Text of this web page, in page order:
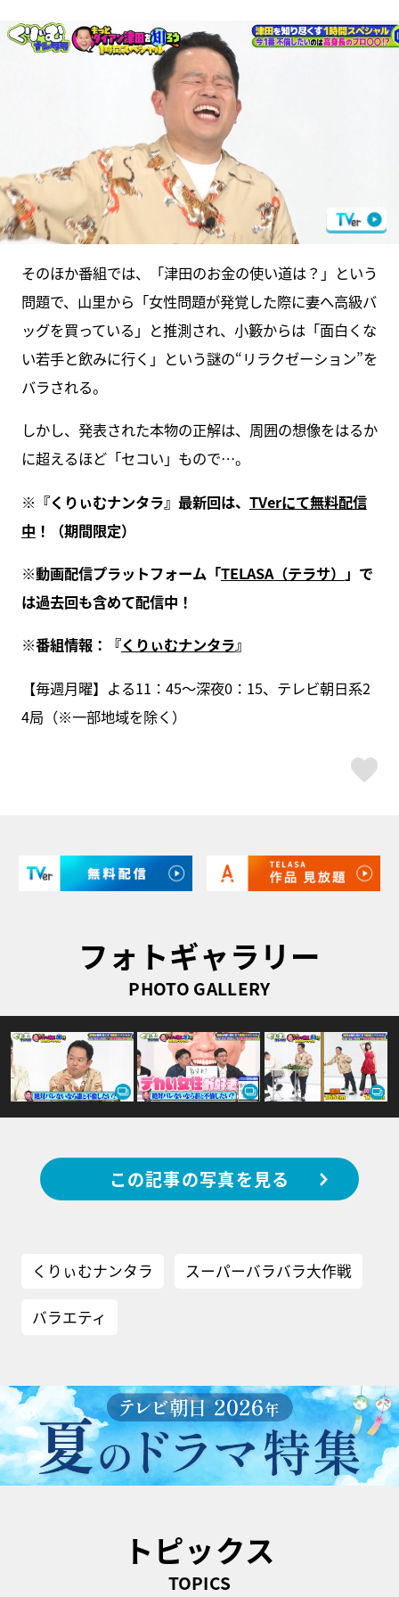
そのほか番組では、「津田のお金の使い道は？」という
問題で、山里から「女性問題が発覚した際に妻へ高級バ
ッグを買っている」と推測され、小籔からは「面白くな
い若手と飲みに行く」という謎の“リラクゼーション”を
バラされる。
しかし、発表された本物の正解は、周囲の想像をはるか
に超えるほど「セコい」もので…。
※ 『くりぃむナンタラ』最新回は、 TVerにて無料配信
中 ！（期間限定）
※動画配信プラットフォーム「TELASA（テラサ） 」で
は過去回も含めて配信中！
※番組情報：『くりぃむナンタラ』
【毎週月曜】よる11：45～深夜0：15、テレビ朝日系2
4局（※一部地域を除く）
フォトギャラリー
PHOTO GALLERY
この記事の写真を見る
くりぃむナンタラ スーパーバラバラ大作戦
バラエティ
トピックス
TOPICS